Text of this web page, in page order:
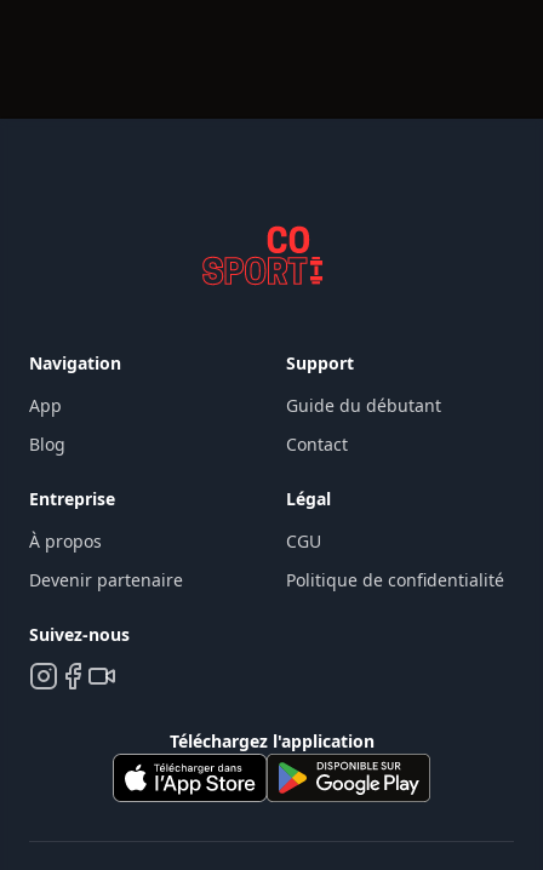
Navigation
App
Blog
Support
Guide du débutant
Contact
Entreprise
À propos
Devenir partenaire
Légal
CGU
Politique de confidentialité
Suivez-nous
Téléchargez l'application